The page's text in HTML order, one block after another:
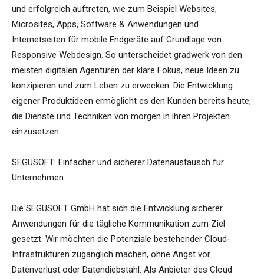
und erfolgreich auftreten, wie zum Beispiel Websites,
Microsites, Apps, Software & Anwendungen und
Internetseiten für mobile Endgeräte auf Grundlage von
Responsive Webdesign. So unterscheidet gradwerk von den
meisten digitalen Agenturen der klare Fokus, neue Ideen zu
konzipieren und zum Leben zu erwecken. Die Entwicklung
eigener Produktideen ermöglicht es den Kunden bereits heute,
die Dienste und Techniken von morgen in ihren Projekten
einzusetzen.
SEGUSOFT: Einfacher und sicherer Datenaustausch für
Unternehmen
Die SEGUSOFT GmbH hat sich die Entwicklung sicherer
Anwendungen für die tägliche Kommunikation zum Ziel
gesetzt. Wir möchten die Potenziale bestehender Cloud-
Infrastrukturen zugänglich machen, ohne Angst vor
Datenverlust oder Datendiebstahl. Als Anbieter des Cloud